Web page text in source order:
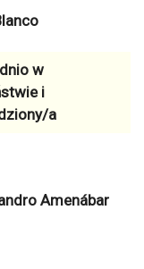
w
i
a
Amenábar